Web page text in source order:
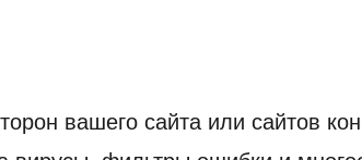
вашего сайта или сайтов